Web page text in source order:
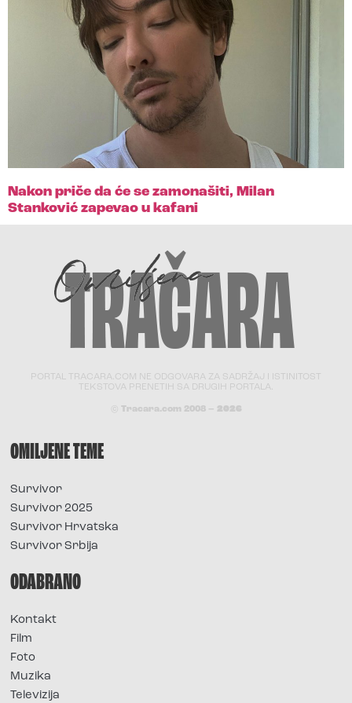
Nakon priče da će se zamonašiti, Milan
Stanković zapevao u kafani
PORTAL TRACARA.COM NE ODGOVARA ZA SADRŽAJ I ISTINITOST
TEKSTOVA PRENETIH SA DRUGIH PORTALA.
© Tracara.com 2008 – 2026
OMILJENE TEME
Survivor
Survivor 2025
Survivor Hrvatska
Survivor Srbija
ODABRANO
Kontakt
Film
Foto
Muzika
Televizija